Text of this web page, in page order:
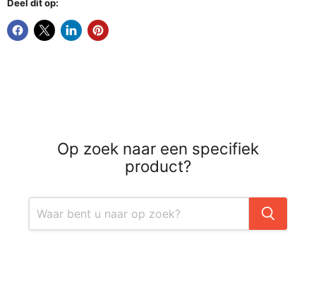
Deel dit op:
Op zoek naar een specifiek
product?